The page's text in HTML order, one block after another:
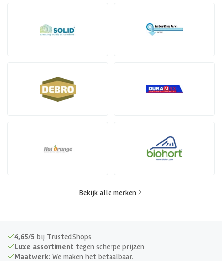
Bekijk alle merken
4,65/5 bij TrustedShops
Luxe assortiment tegen scherpe prijzen
Maatwerk: We maken het betaalbaar.